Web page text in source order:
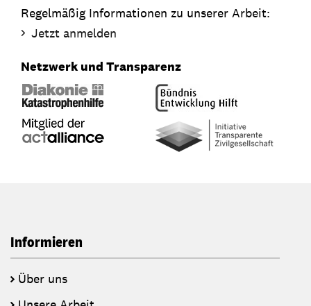
Regelmäßig Informationen zu unserer Arbeit:
Jetzt anmelden
Netzwerk und Transparenz
Informieren
Über uns